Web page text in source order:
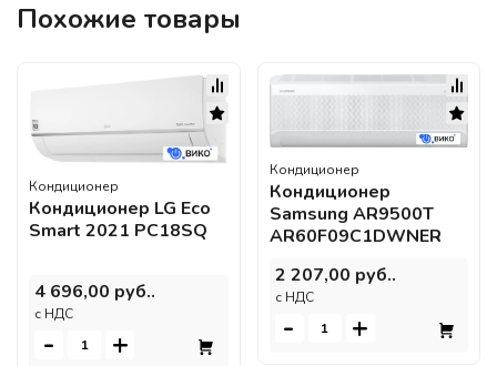
Похожие товары
Кондиционер
Кондиционер LG Eco
Smart 2021 PC18SQ
4 696,00 руб..
c НДС
- +
Кондиционер
Кондиционер
Samsung AR9500T
AR60F09C1DWNER
2 207,00 руб..
c НДС
- +